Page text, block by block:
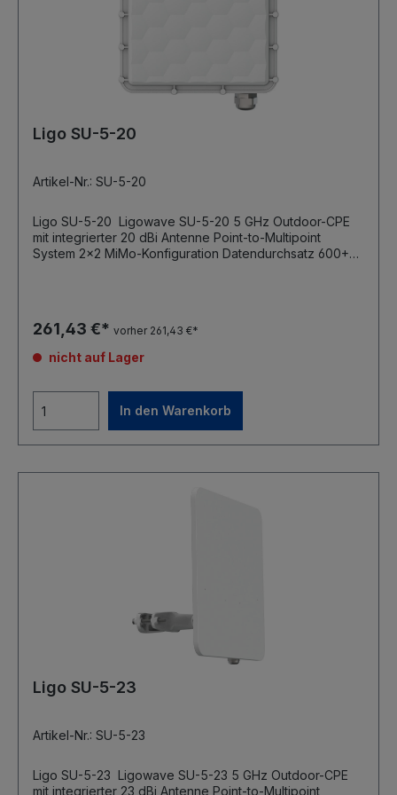
Ligo SU-5-20
Artikel-Nr.: SU-5-20
Ligo SU-5-20 Ligowave SU-5-20 5 GHz Outdoor-CPE
mit integrierter 20 dBi Antenne Point-to-Multipoint
System 2x2 MiMo-Konfiguration Datendurchsatz 600+
Ausgangsleistung WLAN-Interface: 30 dBm @ MCS0
Kanalbandbreite: 5, 10, 20, 40, 80 MHz
Modulationsverfahren: OFDM (256-QAM, 64-QAM, 16-
650, 585, 520, 390, 260, 195, 130, 65 Mbps integrierte
20 dBi Antenne Ports: 1 x 10/100/1000 BaseT, RJ45
Abmessungen: 198 mm x 198 mm x 50,5 mm Masse: 2,0
kg (inkl. Halterung) Stromversorgung: 42-56 VDC, active
48V im Lieferumfang enthalten Max. Leistungsaufnahme:
261,43 €* vorher 261,43 €*
nicht auf Lager
In den Warenkorb
Ligo SU-5-23
Artikel-Nr.: SU-5-23
Ligo SU-5-23 Ligowave SU-5-23 5 GHz Outdoor-CPE
mit integrierter 23 dBi Antenne Point-to-Multipoint